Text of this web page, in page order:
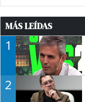
MÁS LEÍDAS
1
2